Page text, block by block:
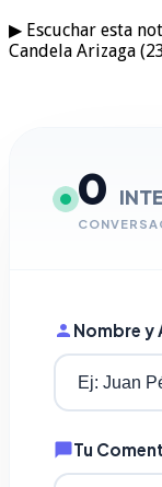
▶ Escuchar esta
Candela Arizaga
0
Nombre y
Tu